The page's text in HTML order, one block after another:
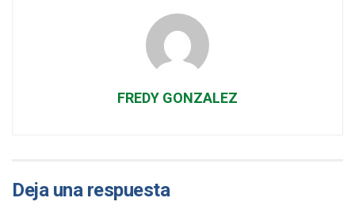
FREDY GONZALEZ
Deja una respuesta